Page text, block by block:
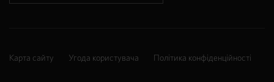
Карта сайту Угода користувача Політика конфіденційності